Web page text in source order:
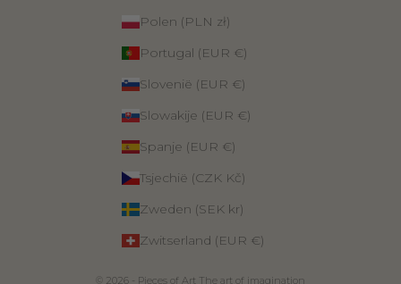
Polen (PLN zł)
Portugal (EUR €)
Slovenië (EUR €)
Slowakije (EUR €)
Spanje (EUR €)
Tsjechië (CZK Kč)
Zweden (SEK kr)
Zwitserland (EUR €)
© 2026 - Pieces of Art The art of imagination